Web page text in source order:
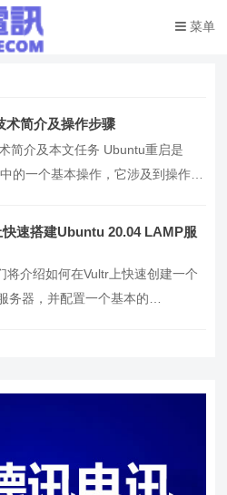
菜单
术简介及操作步骤
简介及本文任务 Ubuntu重启是
的一个基本操作，它涉及到操作系
速搭建Ubuntu 20.04 LAMP服
将介绍如何在Vultr上快速创建一个
务器，并配置一个基本的